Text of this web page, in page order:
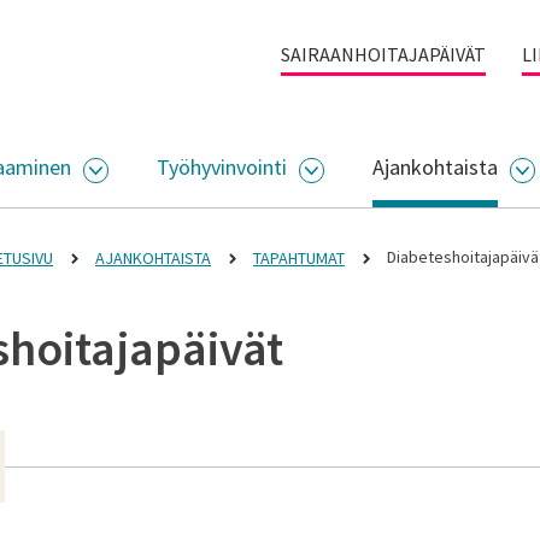
SAIRAANHOITAJAPÄIVÄT
AVAA ALASIVUJEN VALIKKO
Työhyvinvointi
AVAA ALASIVUJEN
Ajankohtaista
AJANKOHTAISTA TAPAHTUMAT